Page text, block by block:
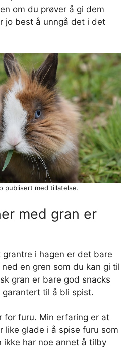
om du prøver å gi dem
jo best å unngå det i det
publisert med tillatelse.
med gran er
i hagen er det bare
en gren som du kan gi til
gran er bare god snacks
til å bli spist.
for furu. Min erfaring er at
like glade i å spise furu som
ikke har noe annet å tilby